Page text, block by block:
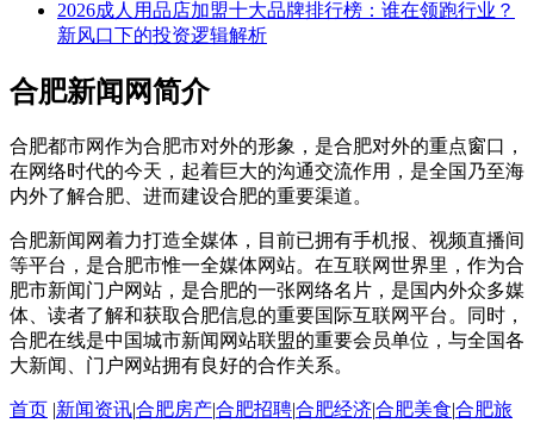
2026成人用品店加盟十大品牌排行榜：谁在领跑行业？
新风口下的投资逻辑解析
合肥新闻网简介
合肥都市网作为合肥市对外的形象，是合肥对外的重点窗口，
在网络时代的今天，起着巨大的沟通交流作用，是全国乃至海
内外了解合肥、进而建设合肥的重要渠道。
合肥新闻网着力打造全媒体，目前已拥有手机报、视频直播间
等平台，是合肥市惟一全媒体网站。在互联网世界里，作为合
肥市新闻门户网站，是合肥的一张网络名片，是国内外众多媒
体、读者了解和获取合肥信息的重要国际互联网平台。同时，
合肥在线是中国城市新闻网站联盟的重要会员单位，与全国各
大新闻、门户网站拥有良好的合作关系。
首页 |新闻资讯|合肥房产|合肥招聘|合肥经济|合肥美食|合肥旅